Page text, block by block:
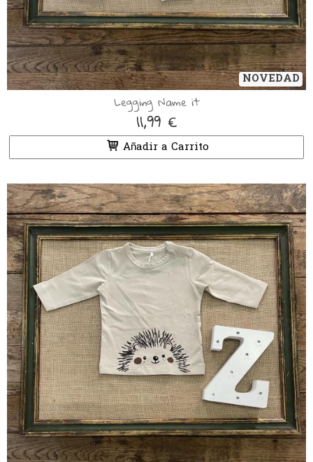
NOVEDAD
Legging Name it
11,99 €
Añadir a Carrito